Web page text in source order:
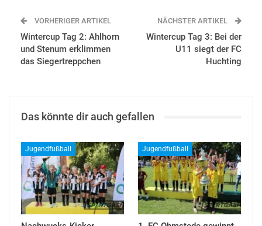
VORHERIGER ARTIKEL
Wintercup Tag 2: Ahlhorn
und Stenum erklimmen
das Siegertreppchen
NÄCHSTER ARTIKEL
Wintercup Tag 3: Bei der
U11 siegt der FC
Huchting
Das könnte dir auch gefallen
Jugendfußball Jugendfußball